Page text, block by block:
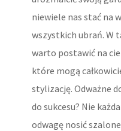
URZĄDZENIA
MASZYNY
NARZĘDZIA
niewiele nas stać na
wszystkich ubrań. W
warto postawić na
które mogą
stylizację. Odważne
do sukcesu? Nie
odwagę nosić